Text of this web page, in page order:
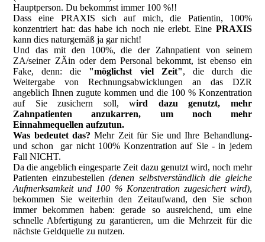
Hauptperson. Du bekommst immer 100 %!!
Dass eine PRAXIS sich auf mich, die Patientin, 100%
konzentriert hat: das habe ich noch nie erlebt. Eine PRAXIS
kann dies naturgemäß ja gar nicht!
Und das mit den 100%, die der Zahnpatient von seinem
ZA/seiner ZÄin oder dem Personal bekommt, ist ebenso ein
Fake, denn: die "möglichst viel Zeit", die durch die
Weitergabe von Rechnungsabwicklungen an das DZR
angeblich Ihnen zugute kommen und die 100 % Konzentration
auf Sie zusichern soll, wird dazu genutzt, mehr
Zahnpatienten anzukarren, um noch mehr
Einnahmequellen aufzutun.
Was bedeutet das? Mehr Zeit für Sie und Ihre Behandlung-
und schon gar nicht 100% Konzentration auf Sie - in jedem
Fall NICHT.
Da die angeblich eingesparte Zeit dazu genutzt wird, noch mehr
Patienten einzubestellen(denen selbstverständlich die gleiche
Aufmerksamkeit und 100 % Konzentration zugesichert wird),
bekommen Sie weiterhin den Zeitaufwand, den Sie schon
immer bekommen haben: gerade so ausreichend, um eine
schnelle Abfertigung zu garantieren, um die Mehrzeit für die
nächste Geldquelle zu nutzen.